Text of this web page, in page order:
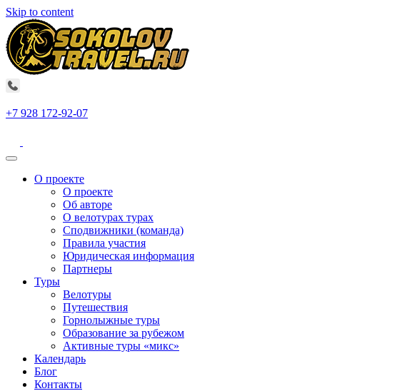
Skip to content
+7 928 172-92-07
О проекте
О проекте
Об авторе
О велотурах турах
Сподвижники (команда)
Правила участия
Юридическая информация
Партнеры
Туры
Велотуры
Путешествия
Горнолыжные туры
Образование за рубежом
Активные туры «микс»
Календарь
Блог
Контакты